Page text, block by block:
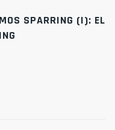
SPARRING (I): EL